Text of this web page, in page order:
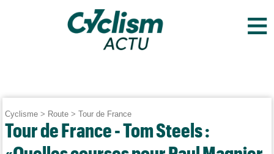
≡
Cyclisme > Route >Tour de France
Tour de France - Tom Steels :